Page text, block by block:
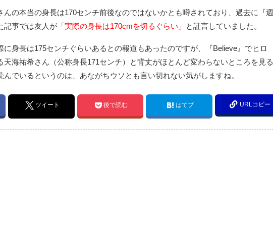
んの本当の身長は170センチ前後なのではないかとも噂されており、過去に『週
記事では友人が 「実際の身長は170cmを切るぐらい」 と証言していました。
に身長は175センチぐらいあるとの報道もあったのですが、『Believe』でヒロ
天海祐希さん（公称身長171センチ）と背丈がほとんど変わらないところを見る
んでいるというのは、あながちウソとも言い切れない気がしますね。
ツイート 後で読む はてブ URLコピー